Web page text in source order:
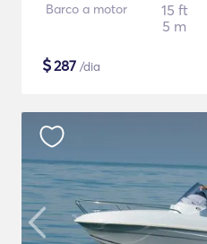
Barco a motor
15 ft
5 m
$287 /dia